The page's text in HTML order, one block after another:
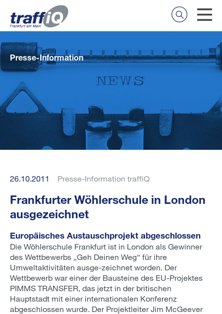
Presse-Information
26.10.2011 Presse-Information traffiQ
Frankfurter Wöhlerschule in London
ausgezeichnet
Europäisches Austauschprojekt abgeschlossen
Die Wöhlerschule Frankfurt ist in London als Gewinner
des Wettbewerbs „Geh Deinen Weg“ für ihre
Umweltaktivitäten ausge-zeichnet worden. Der
Wettbewerb war einer der Bausteine des EU-Projektes
PIMMS TRANSFER, das jetzt in der britischen
Hauptstadt mit einer internationalen Konferenz
abgeschlossen wurde. Der Projektleiter Jim McGeever